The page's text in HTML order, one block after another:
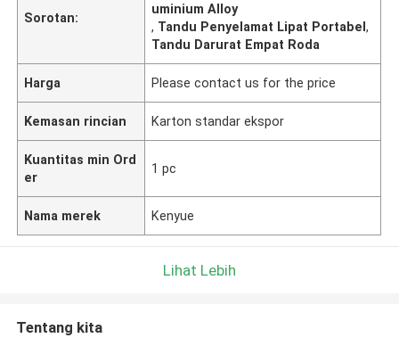
Sorotan:
uminium Alloy
, Tandu Penyelamat Lipat Portabel,
Tandu Darurat Empat Roda
Harga Please contact us for the price
Kemasan rincian Karton standar ekspor
Kuantitas min Ord
er
1 pc
Nama merek Kenyue
Lihat Lebih
Tentang kita